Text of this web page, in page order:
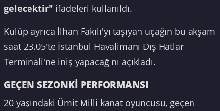
gelecektir" ifadeleri kullanıldı.
Kulüp ayrıca İlhan Fakılı'yı taşıyan uçağın bu akşam
saat 23.05'te İstanbul Havalimanı Dış Hatlar
Terminali'ne iniş yapacağını açıkladı.
GEÇEN SEZONKİ PERFORMANSI
20 yaşındaki Ümit Milli kanat oyuncusu, geçen